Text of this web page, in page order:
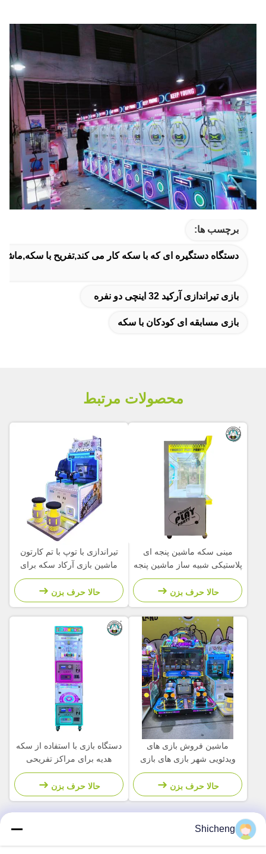
برچسب ها:
دستگاه دستگیره ای که با سکه کار می کند,تفریح با
بازی تیراندازی آرکید 32 اینچی دو نفره
بازی مسابقه ای کودکان با سکه
محصولات مرتبط
مینی سکه ماشین پنجه ای
پلاستیکی شبیه ساز ماشین پنجه
ای بازی کودکان
حالا حرف بزن
تیراندازی با توپ با تم کارتون
ماشین بازی آرکاد سکه برای
پارک تفریحی کودکان
حالا حرف بزن
ماشین فروش بازی های
ویدئویی شهر بازی های بازی
های بازی های بازی های بازی
های بازی های بازی های بازی
های بازی های بازی های بازی
های بازی های بازی های بازی
های بازی های بازی های بازی
حالا حرف بزن
دستگاه بازی با استفاده از سکه
هدیه برای مراکز تفریحی
حالا حرف بزن
Shicheng